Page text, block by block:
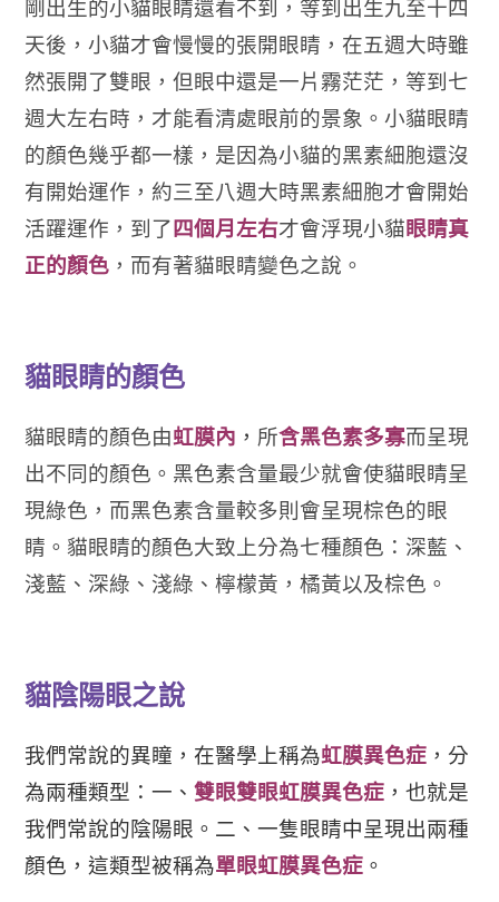
剛出生的小貓眼睛還看不到，等到出生九至十四
天後，小貓才會慢慢的張開眼睛，在五週大時雖
然張開了雙眼，但眼中還是一片霧茫茫，等到七
週大左右時，才能看清處眼前的景象。小貓眼睛
的顏色幾乎都一樣，是因為小貓的黑素細胞還沒
有開始運作，約三至八週大時黑素細胞才會開始
活躍運作，到了 四個月左右才會浮現小貓眼睛真
正的顏色 ，而有著貓眼睛變色之說。
貓眼睛的顏色
貓眼睛的顏色由虹膜內 ， 所含黑色素多寡而呈現
出不同的顏色。黑色素含量最少就會使貓眼睛呈
現綠色，而黑色素含量較多則會呈現棕色的眼
睛。貓眼睛的顏色大致上分為七種顏色：深藍、
淺藍、深綠、淺綠、檸檬黃，橘黃以及棕色。
貓陰陽眼之說
我們常說的異瞳，在醫學上稱為虹膜異色症 ，分
為兩種類型：一、雙眼雙眼虹膜異色症 ，也就是
我們常說的陰陽眼。二、一隻眼睛中呈現出兩種
顏色，這類型被稱為單眼虹膜異色症 。